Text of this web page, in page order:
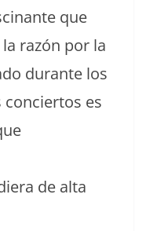
que
razón por la
durante los
es
de alta